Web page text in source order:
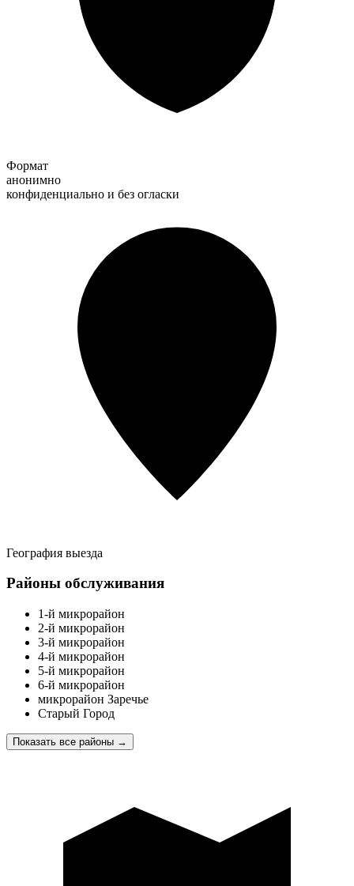
Формат
анонимно
конфиденциально и без огласки
География выезда
Районы обслуживания
1-й микрорайон
2-й микрорайон
3-й микрорайон
4-й микрорайон
5-й микрорайон
6-й микрорайон
микрорайон Заречье
Старый Город
Показать все районы →